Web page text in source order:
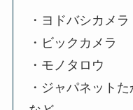
・ヨドバシカメラ
・ビックカメラ
・モノタロウ
・ジャパネットた